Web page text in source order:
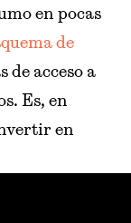
en pocas
de
de acceso a
Es, en
en